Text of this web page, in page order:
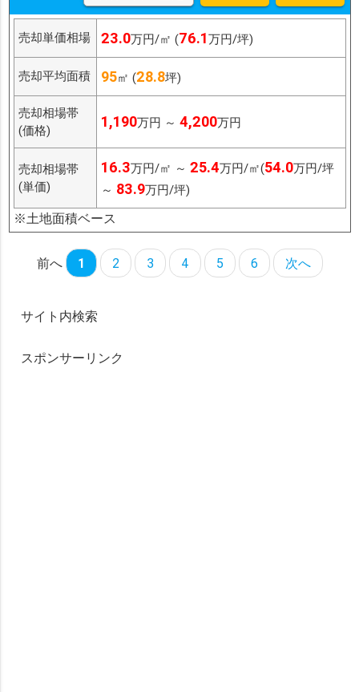
売却単価相場 23.0万円/㎡ (76.1万円/坪)
売却平均面積 95㎡ (28.8坪)
売却相場帯
(価格)
1,190万円 ～ 4,200万円
売却相場帯
(単価)
16.3万円/㎡ ～ 25.4万円/㎡(54.0万円/坪
～ 83.9万円/坪)
※土地面積ベース
前へ 1 2 3 4 5 6 次へ
サイト内検索
スポンサーリンク